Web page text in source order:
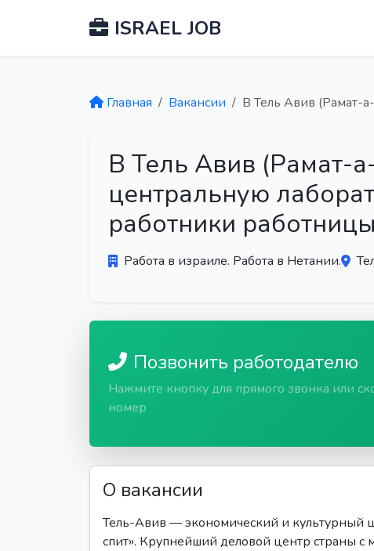
ISRAEL JOB
Главная Вакансии В Тель Авив (Рамат-
В Тель Авив (Рамат-
центральную
работники работницы
Работа в израиле. Работа в Нетании.
Позвонить работодателю
Нажмите кнопку для прямого звонка или
номер
О вакансии
Тель-Авив — экономический и культурный
спит». Крупнейший деловой центр страны с